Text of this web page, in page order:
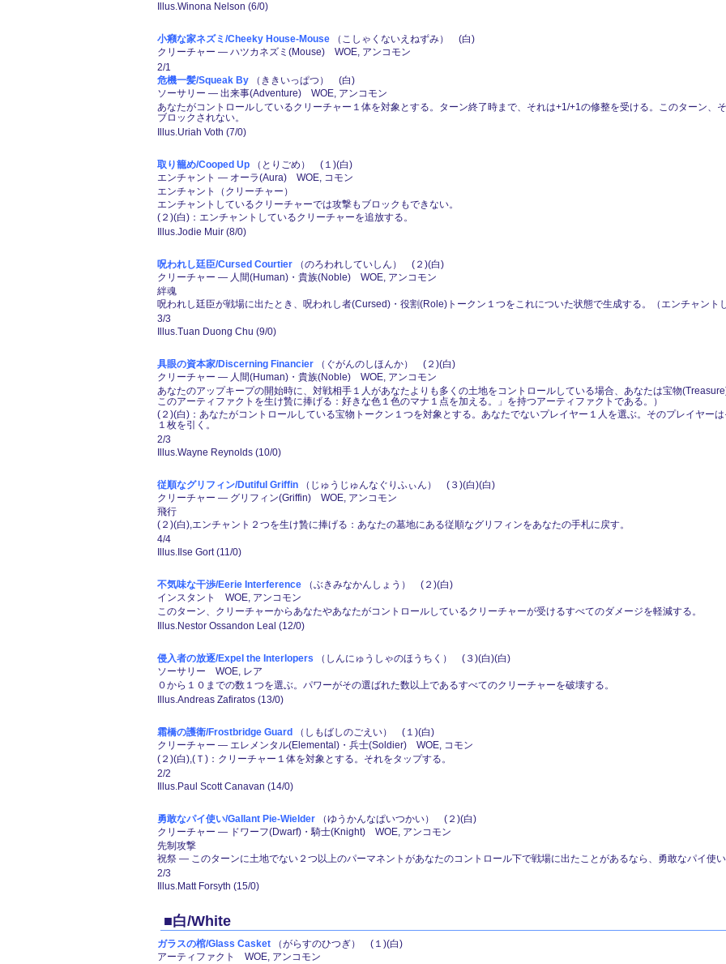
Illus.Winona Nelson (6/0)
小癪な家ネズミ/Cheeky House-Mouse （こしゃくないえねずみ） (白)
クリーチャー ― ハツカネズミ(Mouse) WOE, アンコモン
2/1
危機一髪/Squeak By （ききいっぱつ） (白)
ソーサリー ― 出来事(Adventure) WOE, アンコモン
あなたがコントロールしているクリーチャー１体を対象とする。ターン終了時まで、それは+1/+1の修整を受ける。このターン、
ブロックされない。
Illus.Uriah Voth (7/0)
取り籠め/Cooped Up （とりごめ） (１)(白)
エンチャント ― オーラ(Aura) WOE, コモン
エンチャント（クリーチャー）
エンチャントしているクリーチャーでは攻撃もブロックもできない。
(２)(白)：エンチャントしているクリーチャーを追放する。
Illus.Jodie Muir (8/0)
呪われし廷臣/Cursed Courtier （のろわれしていしん） (２)(白)
クリーチャー ― 人間(Human)・貴族(Noble) WOE, アンコモン
絆魂
呪われし廷臣が戦場に出たとき、呪われし者(Cursed)・役割(Role)トークン１つをこれについた状態で生成する。（エンチャント
3/3
Illus.Tuan Duong Chu (9/0)
具眼の資本家/Discerning Financier （ぐがんのしほんか） (２)(白)
クリーチャー ― 人間(Human)・貴族(Noble) WOE, アンコモン
あなたのアップキープの開始時に、対戦相手１人があなたよりも多くの土地をコントロールしている場合、あなたは宝物
このアーティファクトを生け贄に捧げる：好きな色１色のマナ１点を加える。」を持つアーティファクトである。）
(２)(白)：あなたがコントロールしている宝物トークン１つを対象とする。あなたでないプレイヤー１人を選ぶ。そのプレイヤー
１枚を引く。
2/3
Illus.Wayne Reynolds (10/0)
従順なグリフィン/Dutiful Griffin （じゅうじゅんなぐりふぃん） (３)(白)(白)
クリーチャー ― グリフィン(Griffin) WOE, アンコモン
飛行
(２)(白),エンチャント２つを生け贄に捧げる：あなたの墓地にある従順なグリフィンをあなたの手札に戻す。
4/4
Illus.Ilse Gort (11/0)
不気味な干渉/Eerie Interference （ぶきみなかんしょう） (２)(白)
インスタント WOE, アンコモン
このターン、クリーチャーからあなたやあなたがコントロールしているクリーチャーが受けるすべてのダメージを軽減する。
Illus.Nestor Ossandon Leal (12/0)
侵入者の放逐/Expel the Interlopers （しんにゅうしゃのほうちく） (３)(白)(白)
ソーサリー WOE, レア
０から１０までの数１つを選ぶ。パワーがその選ばれた数以上であるすべてのクリーチャーを破壊する。
Illus.Andreas Zafiratos (13/0)
霜橋の護衛/Frostbridge Guard
（しもばしのごえい） (１)(白)
クリーチャー ― エレメンタル(Elemental)・兵士(Soldier) WOE, コモン
(２)(白),(Ｔ)：クリーチャー１体を対象とする。それをタップする。
2/2
Illus.Paul Scott Canavan (14/0)
勇敢なパイ使い/Gallant Pie-Wielder （ゆうかんなぱいつかい） (２)(白)
クリーチャー ― ドワーフ(Dwarf)・騎士(Knight) WOE, アンコモン
先制攻撃
祝祭 ― このターンに土地でない２つ以上のパーマネントがあなたのコントロール下で戦場に出たことがあるなら、勇敢なパイ使い
2/3
Illus.Matt Forsyth (15/0)
■白/White
ガラスの棺/Glass Casket （がらすのひつぎ） (１)(白)
アーティファクト WOE, アンコモン